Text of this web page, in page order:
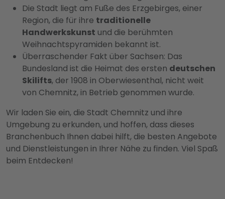
Die Stadt liegt am Fuße des Erzgebirges, einer
Region, die für ihre traditionelle
Handwerkskunst und die berühmten
Weihnachtspyramiden bekannt ist.
Überraschender Fakt über Sachsen: Das
Bundesland ist die Heimat des ersten deutschen
Skilifts, der 1908 in Oberwiesenthal, nicht weit
von Chemnitz, in Betrieb genommen wurde.
Wir laden Sie ein, die Stadt Chemnitz und ihre
Umgebung zu erkunden, und hoffen, dass dieses
Branchenbuch Ihnen dabei hilft, die besten Angebote
und Dienstleistungen in Ihrer Nähe zu finden. Viel Spaß
beim Entdecken!